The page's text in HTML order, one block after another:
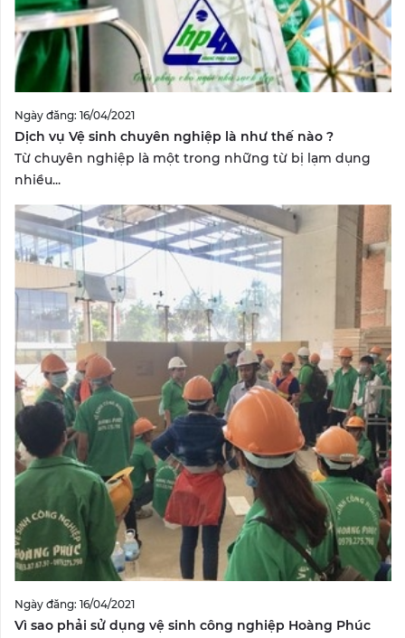
Ngày đăng: 16/04/2021
Dịch vụ Vệ sinh chuyên nghiệp là như thế nào ?
Từ chuyên nghiệp là một trong những từ bị lạm dụng
nhiều...
Ngày đăng: 16/04/2021
Vì sao phải sử dụng vệ sinh công nghiệp Hoàng Phúc